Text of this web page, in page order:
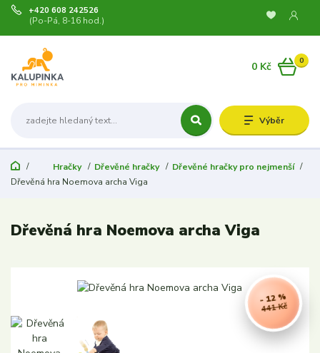
Výběr
+420 608 242526
(Po-Pá, 8-16 hod.)
0
0 Kč
Hračky Dřevěné hračky
Dřevěné hračky pro nejmenší
Dřevěná hra Noemova archa Viga
Dřevěná hra Noemova archa Viga
441 Kč
- 12 %